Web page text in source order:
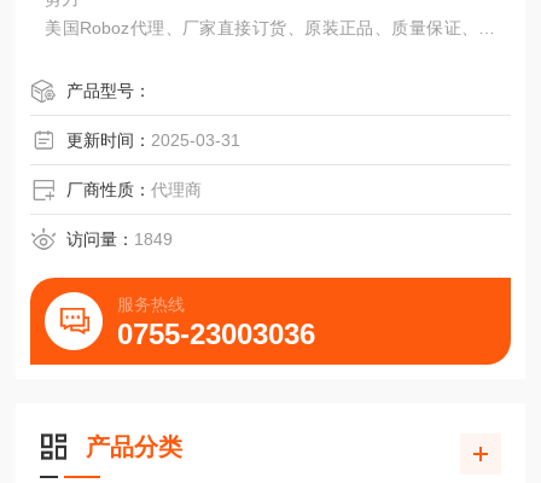
美国Roboz代理、厂家直接订货、原装正品、质量保证、交
产品型号：
更新时间： 2025-03-31
厂商性质：代理商
访问量： 1849
服务热线
0755-23003036
产品分类